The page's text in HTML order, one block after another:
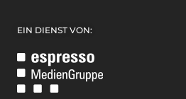
EIN DIENST VON: